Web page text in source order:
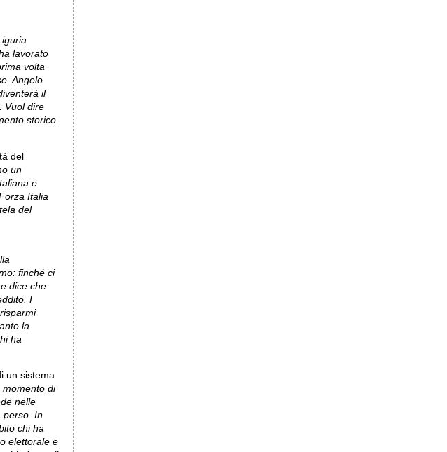
lavorato
volta
Angelo
il
Vuol dire
storico
del
un
e
Italia
del
finché ci
dice che
I
la
ha
un sistema
momento di
nelle
perso. In
chi ha
elettorale e